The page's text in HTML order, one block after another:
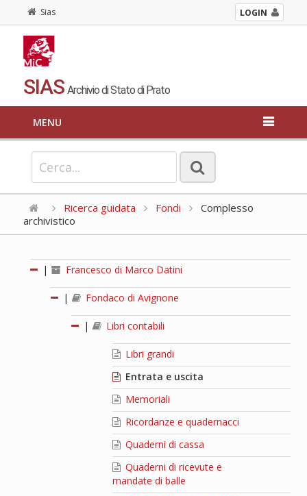
Sias LOGIN
SIAS Archivio di Stato di Prato
MENU
Ricerca guidata Fondi
Complesso
archivistico
| Francesco di Marco Datini
| Fondaco di Avignone
| Libri contabili
Libri grandi
Entrata e uscita
Memoriali
Ricordanze e quadernacci
Quaderni di cassa
Quaderni di ricevute e
mandate di balle